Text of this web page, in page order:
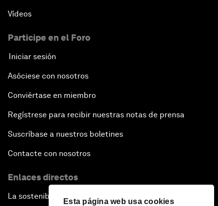
Esta página web usa cookies
Vídeos
Participe en el Foro
Iniciar sesión
Asóciese con nosotros
Conviértase en miembro
Regístrese para recibir nuestras notas de prensa
Suscríbase a nuestros boletines
Contacte con nosotros
Enlaces directos
La sostenibilidad en el Foro